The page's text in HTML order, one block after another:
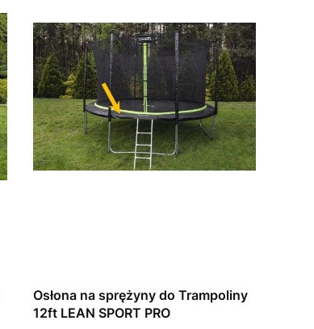
Osłona na sprężyny do Trampoliny
12ft LEAN SPORT PRO